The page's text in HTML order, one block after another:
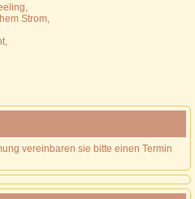
Strom,
vereinbaren sie bitte einen Termin